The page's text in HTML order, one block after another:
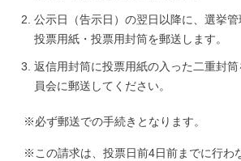
公示日（告示日）の翌日以降に、選挙
投票用紙・投票用封筒を郵送します。
返信用封筒に投票用紙の入った二重封
員会に郵送してください。
※必ず郵送での手続きとなります。
※この請求は、投票日前4日前までに行わ